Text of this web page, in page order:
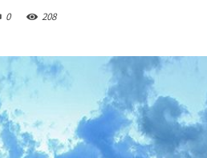
0 208